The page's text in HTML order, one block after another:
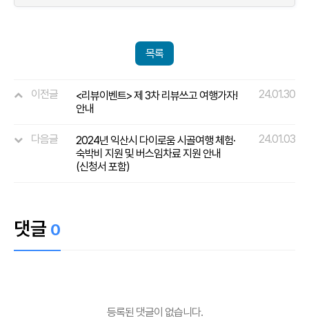
목록
이전글
<리뷰이벤트> 제 3차 리뷰쓰고 여행가자!
안내
24.01.30
다음글
2024년 익산시 다이로움 시골여행 체험·
숙박비 지원 및 버스임차료 지원 안내
(신청서 포함)
24.01.03
댓글 0
등록된 댓글이 없습니다.